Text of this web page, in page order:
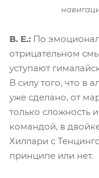
В. Е.: По
отрицательном
уступают
В силу того, что в
уже сделано, от
только сложность
командой, в
Хиллари с
принципе или нет.